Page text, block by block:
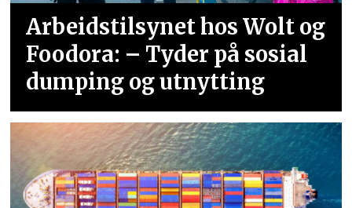
Arbeidstilsynet hos Wolt og
Foodora: – Tyder på sosial
dumping og utnytting